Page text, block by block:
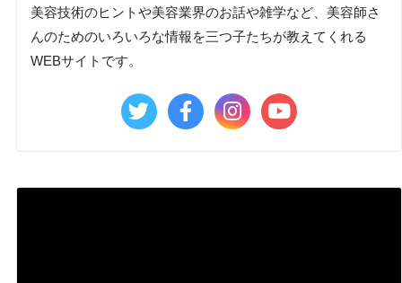
美容技術のヒントや美容業界のお話や雑学など、美容師さ
んのためのいろいろな情報を三つ子たちが教えてくれる
WEBサイトです。